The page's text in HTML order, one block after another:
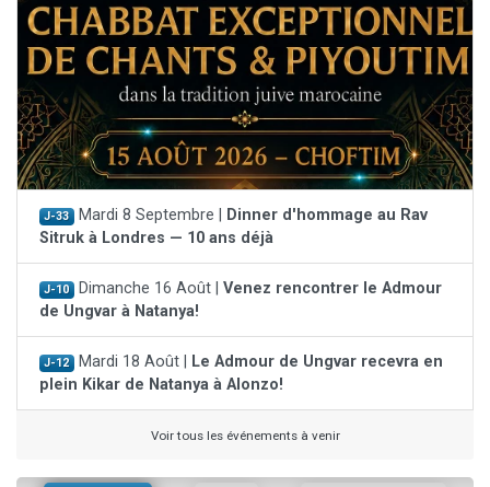
J-33 Mardi 8 Septembre |
Dinner d'hommage au Rav
Sitruk à Londres — 10 ans déjà
J-10 Dimanche 16 Août | Venez rencontrer le Admour
de Ungvar à Natanya!
J-12 Mardi 18 Août |
Le Admour de Ungvar recevra en
plein Kikar de Natanya à Alonzo!
Voir tous les événements à venir